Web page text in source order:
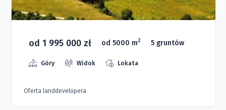
od 1 995 000 zł od 5000 m2 5 gruntów
Góry Widok Lokata
Oferta landdevelopera